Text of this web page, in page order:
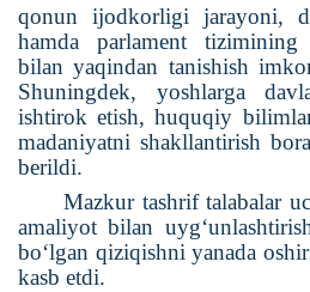
qonun ijodkorligi jarayoni,
hamda parlament tizimining
bilan yaqindan tanishish
Shuningdek, yoshlarga
ishtirok etish, huquqiy
madaniyatni shakllantirish
berildi.
Mazkur tashrif talabalar
amaliyot bilan
bo‘lgan qiziqishni yanada
kasb etdi.